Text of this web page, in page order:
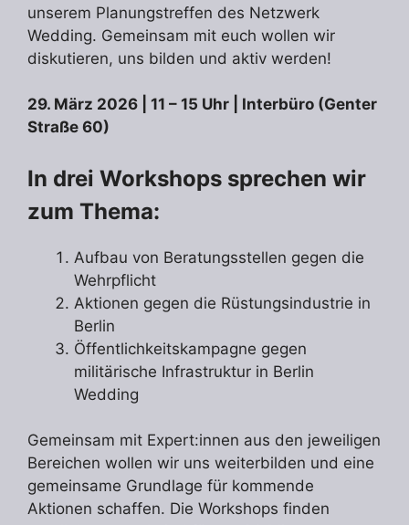
unserem Planungstreffen des Netzwerk
Wedding. Gemeinsam mit euch wollen wir
diskutieren, uns bilden und aktiv werden!
29. März 2026 | 11 – 15 Uhr | Interbüro (Genter
Straße 60)
In drei Workshops sprechen wir
zum Thema:
Aufbau von Beratungsstellen gegen die
Wehrpflicht
Aktionen gegen die Rüstungsindustrie in
Berlin
Öffentlichkeitskampagne gegen
militärische Infrastruktur in Berlin
Wedding
Gemeinsam mit Expert:innen aus den jeweiligen
Bereichen wollen wir uns weiterbilden und eine
gemeinsame Grundlage für kommende
Aktionen schaffen. Die Workshops finden